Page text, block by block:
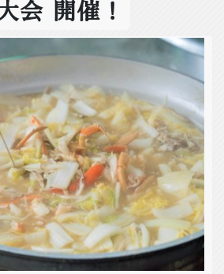
会 開催！